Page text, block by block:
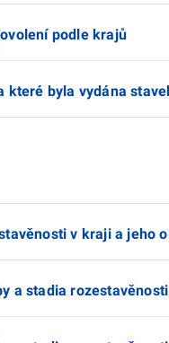
podle krajů
které byla vydána
v kraji a jeho
a stadia